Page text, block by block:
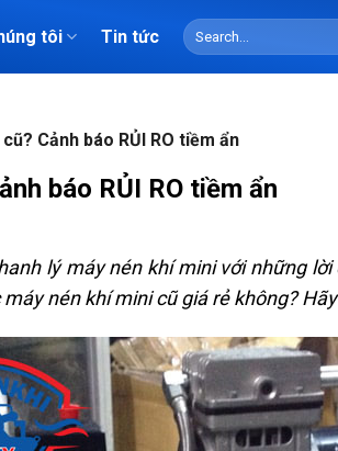
tôi Tin tức
Search
for:
Cảnh báo RỦI RO tiềm ẩn
báo RỦI RO tiềm ẩn
lý máy nén khí mini với những
nén khí mini cũ giá rẻ không?